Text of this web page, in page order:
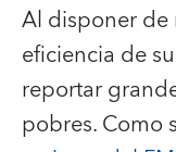
Al disponer de
eficiencia de
reportar
pobres. Como